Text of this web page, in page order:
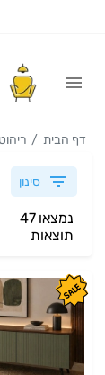
דף הבית
סינון
נמצאו 47
תוצאות